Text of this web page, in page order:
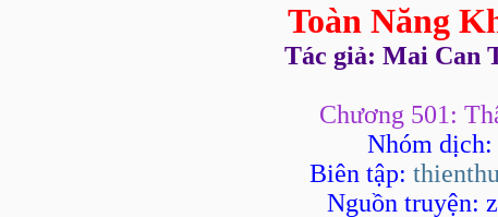
Toàn Năng
Tác giả: Mai Can
Chương 501:
Nhóm dịch:
Biên tập:
Nguồn truyện: